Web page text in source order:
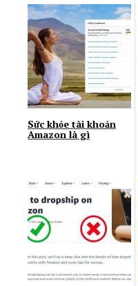
Sức khỏe tài khoản
Amazon là gì